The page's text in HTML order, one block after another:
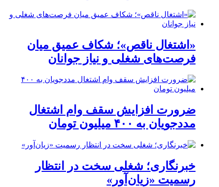
«اشتغال ناقص»؛ شکاف عمیق میان
فرصت‌های شغلی و نیاز جوانان
ضرورت افزایش سقف وام اشتغال
مددجویان به ۴۰۰ میلیون تومان
خبرنگاری؛ شغلی سخت در انتظار
رسمیت «زیان‌آور»